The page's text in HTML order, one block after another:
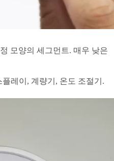
모양의 세그먼트. 매우 낮은
레이, 계량기, 온도 조절기.